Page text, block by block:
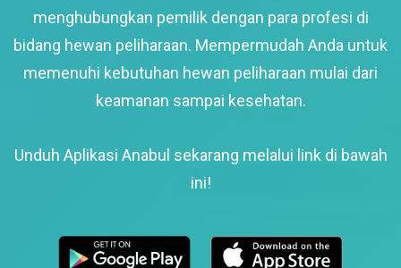
menghubungkan pemilik dengan para profesi di
bidang hewan peliharaan. Mempermudah Anda untuk
memenuhi kebutuhan hewan peliharaan mulai dari
keamanan sampai kesehatan.
Unduh Aplikasi Anabul sekarang melalui link di bawah
ini!